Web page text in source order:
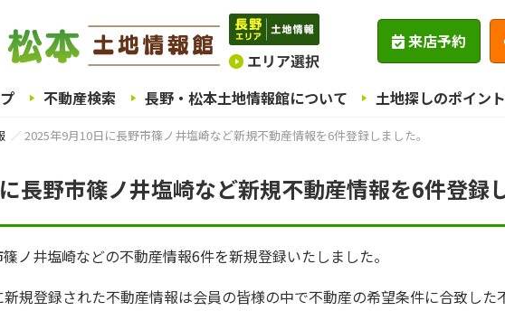
来店予約
不動産検索 長野・松本土地情報館について 土地探しのポイント
2025年9月10日に長野市篠ノ井塩崎など新規不動産情報を6件登録しました。
長野市篠ノ井塩崎など新規不動産情報を6件登録
ノ井塩崎などの不動産情報6件を新規登録いたしました。
規登録された不動産情報は会員の皆様の中で不動産の希望条件に合致し